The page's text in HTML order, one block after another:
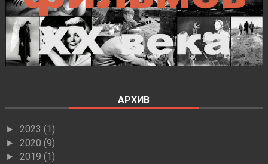
АРХИВ
► 2023 (1)
► 2020 (9)
► 2019 (1)